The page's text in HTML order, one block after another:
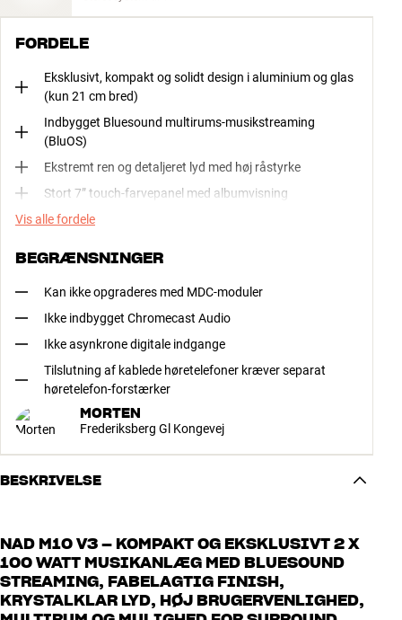
FORDELE
Eksklusivt, kompakt og solidt design i aluminium og glas
(kun 21 cm bred)
Indbygget Bluesound multirums-musikstreaming
(BluOS)
Ekstremt ren og detaljeret lyd med høj råstyrke
Stort 7” touch-farvepanel med albumvisning
Vis alle fordele
BEGRÆNSNINGER
Kan ikke opgraderes med MDC-moduler
Ikke indbygget Chromecast Audio
Ikke asynkrone digitale indgange
Tilslutning af kablede høretelefoner kræver separat
høretelefon-forstærker
MORTEN
Frederiksberg Gl Kongevej
BESKRIVELSE
NAD M10 V3 – KOMPAKT OG EKSKLUSIVT 2 X
100 WATT MUSIKANLÆG MED BLUESOUND
STREAMING, FABELAGTIG FINISH,
KRYSTALKLAR LYD, HØJ BRUGERVENLIGHED,